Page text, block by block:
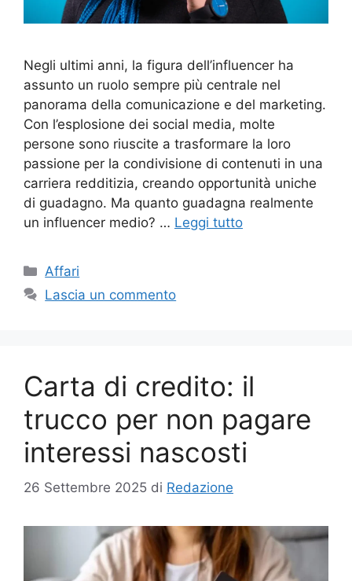
Negli ultimi anni, la figura dell’influencer ha
assunto un ruolo sempre più centrale nel
panorama della comunicazione e del marketing.
Con l’esplosione dei social media, molte
persone sono riuscite a trasformare la loro
passione per la condivisione di contenuti in una
carriera redditizia, creando opportunità uniche
di guadagno. Ma quanto guadagna realmente
un influencer medio? … Leggi tutto
Categorie
Affari
Lascia un commento
Carta di credito: il
trucco per non pagare
interessi nascosti
26 Settembre 2025 di Redazione